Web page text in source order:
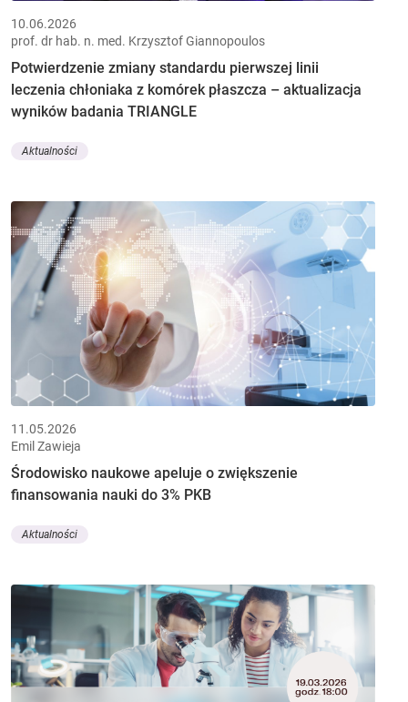
10.06.2026
prof. dr hab. n. med. Krzysztof Giannopoulos
Potwierdzenie zmiany standardu pierwszej linii
leczenia chłoniaka z komórek płaszcza – aktualizacja
wyników badania TRIANGLE
Aktualności
11.05.2026
Emil Zawieja
Środowisko naukowe apeluje o zwiększenie
finansowania nauki do 3% PKB
Aktualności